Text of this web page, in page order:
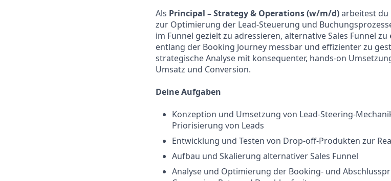
Als Principal – Strategy & Operations (w/m/d)arbeitest du
zur Optimierung der Lead-Steuerung und
im Funnel gezielt zu adressieren, alternative Sales Funnel
entlang der Booking Journey messbar und effizienter zu
strategische Analyse mit konsequenter, hands-on
Umsatz und Conversion.
Deine Aufgaben
Konzeption und Umsetzung von Lead-Steering-
Priorisierung von Leads
Entwicklung und Testen von Drop-off-Produkten zur
Aufbau und Skalierung alternativer Sales Funnel
Analyse und Optimierung der Booking- und